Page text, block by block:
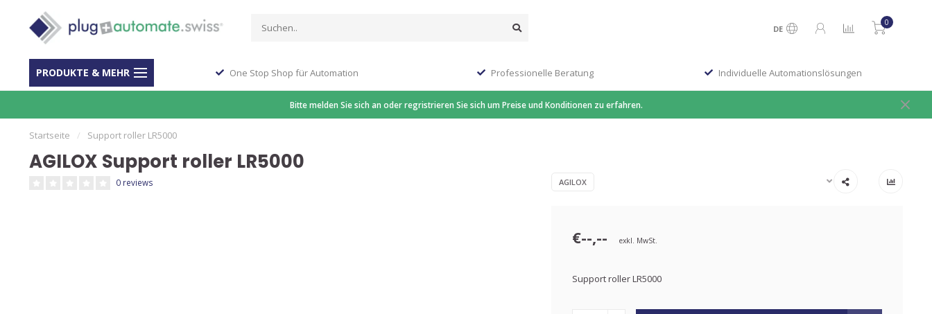
DE
0
PRODUKTE & MEHR
40 Jahre Erfahrung One Stop Shop für Automation Professionelle Beratung Individuelle Automationslösungen
Bitte melden Sie sich an oder regristrieren Sie sich um Preise und Konditionen zu erfahren.
Startseite / Support roller LR5000
AGILOX Support roller LR5000
0 reviews AGILOX
€--,-- exkl. MwSt.
Support roller LR5000